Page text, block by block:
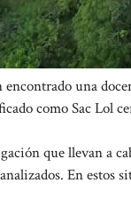
encontrado una
como Sac Lol
que llevan a
En estos